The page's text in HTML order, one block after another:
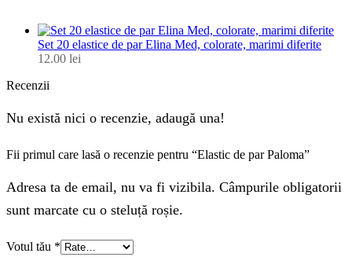
Set 20 elastice de par Elina Med, colorate, marimi diferite
12.00 lei
Recenzii
Nu există nici o recenzie, adaugă una!
Fii primul care lasă o recenzie pentru “Elastic de par Paloma”
Adresa ta de email, nu va fi vizibila. Câmpurile obligatorii
sunt marcate cu o steluță roșie.
Votul tău *